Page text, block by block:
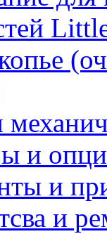
и
и
и